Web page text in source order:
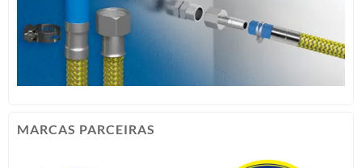
MARCAS PARCEIRAS